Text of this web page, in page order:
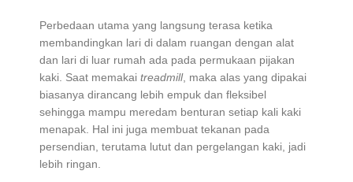
Perbedaan utama yang langsung terasa ketika
membandingkan lari di dalam ruangan dengan alat
dan lari di luar rumah ada pada permukaan pijakan
kaki. Saat memakai treadmill, maka alas yang dipakai
biasanya dirancang lebih empuk dan fleksibel
sehingga mampu meredam benturan setiap kali kaki
menapak. Hal ini juga membuat tekanan pada
persendian, terutama lutut dan pergelangan kaki, jadi
lebih ringan.